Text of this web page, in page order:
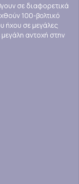
σε διαφορετικά
100-βολτικό
ήχου σε μεγάλες
αντοχή στην